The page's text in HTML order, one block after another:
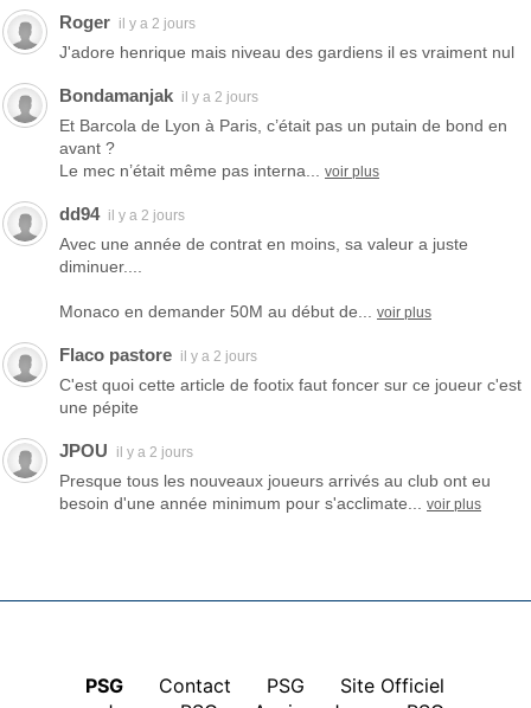
Roger il y a 2 jours
J'adore henrique mais niveau des gardiens il es vraiment nul
Bondamanjak il y a 2 jours
Et Barcola de Lyon à Paris, c’était pas un putain de bond en
avant ?
Le mec n’était même pas interna... voir plus
dd94 il y a 2 jours
Avec une année de contrat en moins, sa valeur a juste
diminuer....
Monaco en demander 50M au début de... voir plus
Flaco pastore il y a 2 jours
C'est quoi cette article de footix faut foncer sur ce joueur c'est
une pépite
JPOU il y a 2 jours
Presque tous les nouveaux joueurs arrivés au club ont eu
besoin d'une année minimum pour s'acclimate... voir plus
PSG Contact PSG
Site Officiel